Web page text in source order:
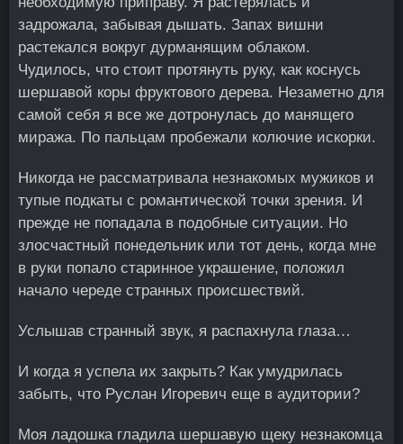
задрожала, забывая дышать. Запах вишни
растекался вокруг дурманящим облаком.
Чудилось, что стоит протянуть руку, как коснусь
шершавой коры фруктового дерева. Незаметно для
самой себя я все же дотронулась до манящего
миража. По пальцам пробежали колючие искорки.
Никогда не рассматривала незнакомых мужиков и
тупые подкаты с романтической точки зрения. И
прежде не попадала в подобные ситуации. Но
злосчастный понедельник или тот день, когда мне
в руки попало старинное украшение, положил
начало череде странных происшествий.
Услышав странный звук, я распахнула глаза…
И когда я успела их закрыть? Как умудрилась
забыть, что Руслан Игоревич еще в аудитории?
Моя ладошка гладила шершавую щеку незнакомца